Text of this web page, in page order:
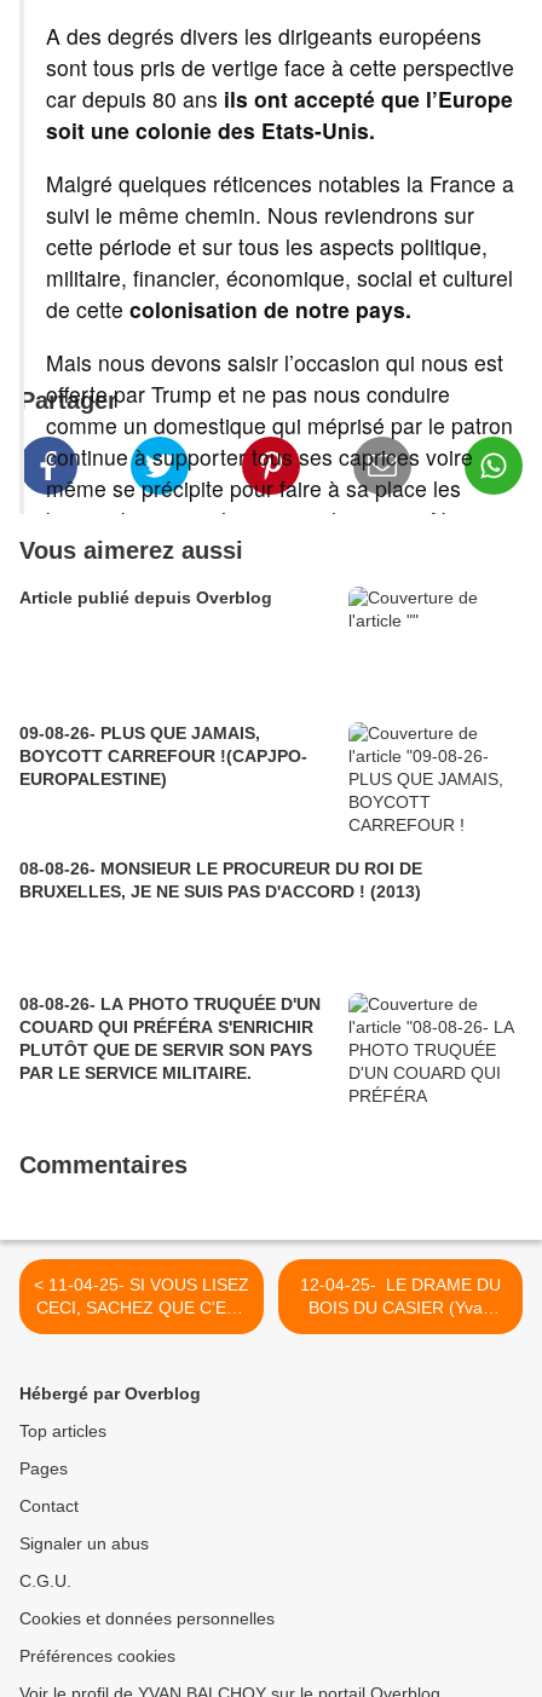
A des degrés divers les dirigeants européens
sont tous pris de vertige face à cette perspective
car depuis 80 ans ils ont accepté que l’Europe
soit une colonie des Etats-Unis.
Malgré quelques réticences notables la France a
suivi le même chemin. Nous reviendrons sur
cette période et sur tous les aspects politique,
militaire, financier, économique, social et culturel
de cette colonisation de notre pays.
Mais nous devons saisir l’occasion qui nous est
offerte par Trump et ne pas nous conduire
comme un domestique qui méprisé par le patron
continue à supporter tous ses caprices voire
même se précipite pour faire à sa place les
basses besognes les moins glorieuses. Non
dans le monde multipolaire qui se met en place ,
la France peut retrouver sa liberté,
cultiver des relations nouvelles et
Le 9 Avril nous présenterons les outils de la
colonisation de la France par les Etats-Unis pour
mieux voir comment desserrer l’un après l’autre
tous les nœuds qui entravent notre mouvement
vers la société plus égalitaire et plus fraternelle à
laquelle aspire la très grande majorité de la
www.radiogalere.org– 88.4 mhz –
Partager
Vous aimerez aussi
Article publié depuis Overblog
09-08-26- PLUS QUE JAMAIS,
BOYCOTT CARREFOUR !(CAPJPO-
EUROPALESTINE)
08-08-26- MONSIEUR LE PROCUREUR DU ROI DE
BRUXELLES, JE NE SUIS PAS D'ACCORD ! (2013)
08-08-26- LA PHOTO TRUQUÉE D'UN
COUARD QUI PRÉFÉRA S'ENRICHIR
PLUTÔT QUE DE SERVIR SON PAYS
PAR LE SERVICE MILITAIRE.
Commentaires
< 11-04-25- SI VOUS LISEZ
CECI, SACHEZ QUE C'EST
VRAIMENT ARRIVE (TOM
12-04-25- LE DRAME DU
BOIS DU CASIER (Yvan
Balchoy) >
Hébergé par Overblog
Top articles
Pages
Contact
Signaler un abus
C.G.U.
Cookies et données personnelles
Préférences cookies